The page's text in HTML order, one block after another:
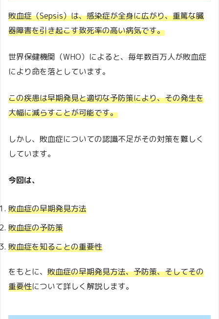
敗血症（Sepsis）は、感染症が全身に広がり、重篤な臓
器障害を引き起こす致死率の高い病気です。
世界保健機関（WHO）によると、毎年数百万人が敗血症
により命を落としています。
この疾患は早期発見と適切な予防策により、その発生を
大幅に減らすことが可能です。
しかし、敗血症についての認識不足がその対策を難しく
しています。
今回は、
敗血症の早期発見方法
敗血症の予防策
敗血症を知ることの重要性
をもとに、 敗血症の早期発見方法、予防策、そしてその
重要性について詳しく解説します。